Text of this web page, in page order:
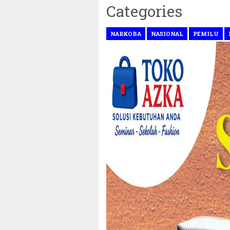
Categories
NARKOBA NASIONAL PEMILU